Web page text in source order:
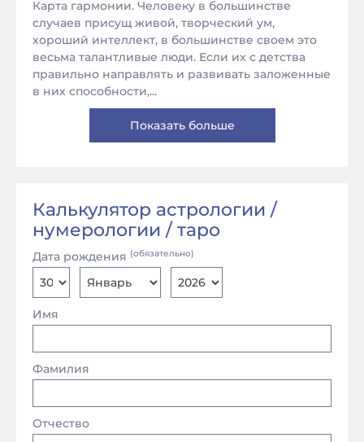
Карта гармонии. Человеку в большинстве
случаев присущ живой, творческий ум,
хороший интеллект, в большинстве своем это
весьма талантливые люди. Если их с детства
правильно направлять и развивать заложенные
в них способности,...
Показать больше
Калькулятор астрологии /
нумерологии / таро
Имя
Фамилия
Отчество
Дата рождения (обязательно)